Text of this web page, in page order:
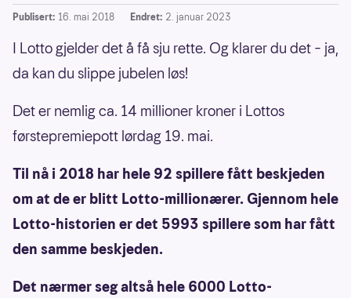
Publisert: 16. mai 2018 Endret: 2. januar 2023
I Lotto gjelder det å få sju rette. Og klarer du det – ja,
da kan du slippe jubelen løs!
Det er nemlig ca. 14 millioner kroner i Lottos
førstepremiepott lørdag 19. mai.
Til nå i 2018 har hele 92 spillere fått beskjeden
om at de er blitt Lotto-millionærer. Gjennom hele
Lotto-historien er det 5993 spillere som har fått
den samme beskjeden.
Det nærmer seg altså hele 6000 Lotto-